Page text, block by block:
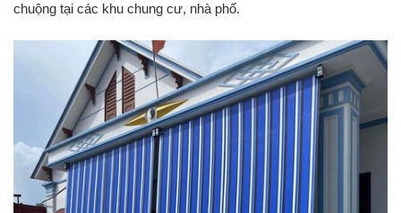
chuộng tại các khu chung cư, nhà phố.